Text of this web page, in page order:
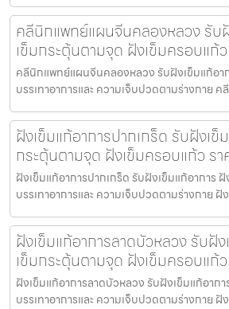
คลีนิกแพทย์แผนจีนคลองหลวง รับ
เข็มกระตุ้นตามจุด ฝังเข็มครอบแก้
คลีนิกแพทย์แผนจีนคลองหลวง รับฝังเข็มแก้อา
บรรเทาอาการและ ความเจ็บปวดตามร่างกาย
ฝังเข็มแก้อาการปากเกร็ด รับฝังเข็
กระตุ้นตามจุด ฝังเข็มครอบแก้ว รา
ฝังเข็มแก้อาการปากเกร็ด รับฝังเข็มแก้อาการ
บรรเทาอาการและ ความเจ็บปวดตามร่างกาย ฝั
ฝังเข็มแก้อาการลาดบัวหลวง รับฝั
เข็มกระตุ้นตามจุด ฝังเข็มครอบแก้
ฝังเข็มแก้อาการลาดบัวหลวง รับฝังเข็มแก้อาก
บรรเทาอาการและ ความเจ็บปวดตามร่างกาย ฝั